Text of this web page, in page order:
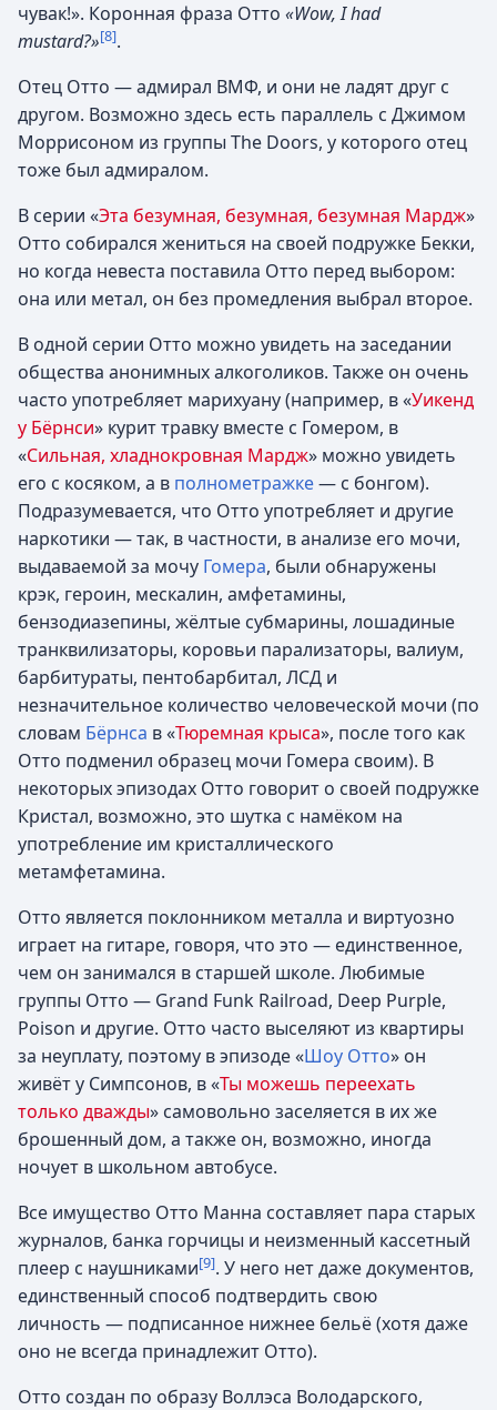
чувак!». Коронная фраза Отто «Wow, I had
mustard?»[8].
Отец Отто — адмирал ВМФ, и они не ладят друг с
другом. Возможно здесь есть параллель с Джимом
Моррисоном из группы The Doors, у которого отец
тоже был адмиралом.
В серии «Эта безумная, безумная, безумная Мардж»
Отто собирался жениться на своей подружке Бекки,
но когда невеста поставила Отто перед выбором:
она или метал, он без промедления выбрал второе.
В одной серии Отто можно увидеть на заседании
общества анонимных алкоголиков. Также он очень
часто употребляет марихуану (например, в «Уикенд
у Бёрнси» курит травку вместе с Гомером, в
«Сильная, хладнокровная Мардж» можно увидеть
его с косяком, а в полнометражке— с бонгом).
Подразумевается, что Отто употребляет и другие
наркотики — так, в частности, в анализе его мочи,
выдаваемой за мочу Гомера, были обнаружены
крэк, героин, мескалин, амфетамины,
бензодиазепины, жёлтые субмарины, лошадиные
транквилизаторы, коровьи парализаторы, валиум,
барбитураты, пентобарбитал, ЛСД и
незначительное количество человеческой мочи (по
словам Бёрнса в «Тюремная крыса», после того как
Отто подменил образец мочи Гомера своим). В
некоторых эпизодах Отто говорит о своей подружке
Кристал, возможно, это шутка с намёком на
употребление им кристаллического
метамфетамина.
Отто является поклонником металла и виртуозно
играет на гитаре, говоря, что это — единственное,
чем он занимался в старшей школе. Любимые
группы Отто — Grand Funk Railroad, Deep Purple,
Poison и другие. Отто часто выселяют из квартиры
за неуплату, поэтому в эпизоде «Шоу Отто» он
живёт у Симпсонов, в «Ты можешь переехать
только дважды» самовольно заселяется в их же
брошенный дом, а также он, возможно, иногда
ночует в школьном автобусе.
Все имущество Отто Манна составляет пара старых
журналов, банка горчицы и неизменный кассетный
плеер с наушниками[9]. У него нет даже документов,
единственный способ подтвердить свою
личность — подписанное нижнее бельё (хотя даже
оно не всегда принадлежит Отто).
Отто создан по образу Воллэса Володарского,